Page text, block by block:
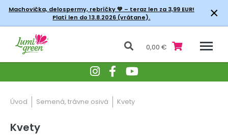
Machovička, delospermy, rebríčky💚 – teraz len za 3,99 EUR!
Platí len do 13.8.2026 (vrátane).
×
0,00 €
Úvod Semená, trávne osivá Kvety
Kvety